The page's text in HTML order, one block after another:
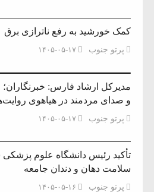
کمک خورشید به رفع ناترازی برق
پرتو جنوب ۱۴۰۵-۰۵-۱۷
مدیرکل ارشاد فارس:
و صدای مردمند در هیاهوی
پرتو جنوب ۱۴۰۵-۰۵-۱۷
تأکید رئیس دانشگاه علوم پزشکی
سلامت دهان و دندان جامعه
پرتو جنوب ۱۴۰۵-۰۵-۱۶